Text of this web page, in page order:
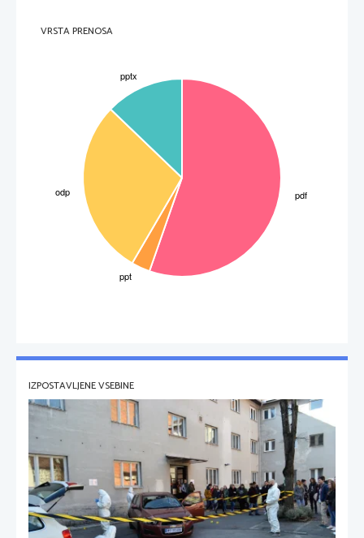
VRSTA PRENOSA
IZPOSTAVLJENE VSEBINE